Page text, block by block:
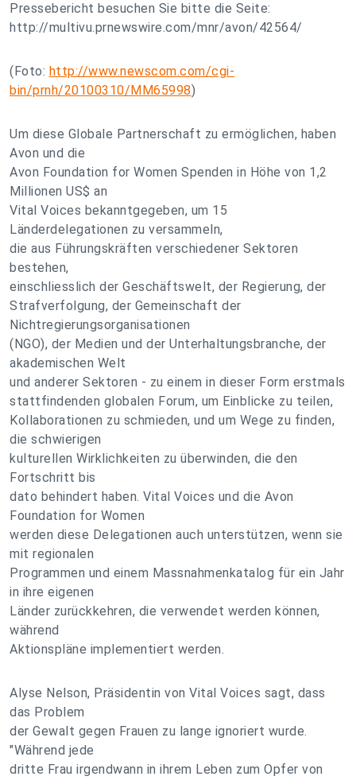
Pressebericht besuchen Sie bitte die Seite:
http://multivu.prnewswire.com/mnr/avon/42564/
(Foto: http://www.newscom.com/cgi-
bin/prnh/20100310/MM65998)
Um diese Globale Partnerschaft zu ermöglichen, haben
Avon und die
Avon Foundation for Women Spenden in Höhe von 1,2
Millionen US$ an
Vital Voices bekanntgegeben, um 15
Länderdelegationen zu versammeln,
die aus Führungskräften verschiedener Sektoren
bestehen,
einschliesslich der Geschäftswelt, der Regierung, der
Strafverfolgung, der Gemeinschaft der
Nichtregierungsorganisationen
(NGO), der Medien und der Unterhaltungsbranche, der
akademischen Welt
und anderer Sektoren - zu einem in dieser Form erstmals
stattfindenden globalen Forum, um Einblicke zu teilen,
Kollaborationen zu schmieden, und um Wege zu finden,
die schwierigen
kulturellen Wirklichkeiten zu überwinden, die den
Fortschritt bis
dato behindert haben. Vital Voices und die Avon
Foundation for Women
werden diese Delegationen auch unterstützen, wenn sie
mit regionalen
Programmen und einem Massnahmenkatalog für ein Jahr
in ihre eigenen
Länder zurückkehren, die verwendet werden können,
während
Aktionspläne implementiert werden.
Alyse Nelson, Präsidentin von Vital Voices sagt, dass
das Problem
der Gewalt gegen Frauen zu lange ignoriert wurde.
"Während jede
dritte Frau irgendwann in ihrem Leben zum Opfer von